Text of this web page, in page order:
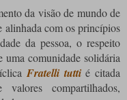
da visão de mundo de
alinhada com os princípios
da pessoa, o respeito
uma comunidade solidária
Fratelli tuttié citada
compartilhados,